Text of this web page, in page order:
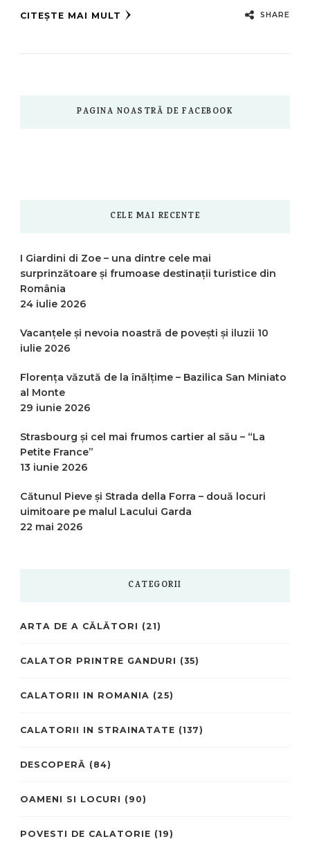
CITEȘTE MAI MULT SHARE
PAGINA NOASTRĂ DE FACEBOOK
CELE MAI RECENTE
I Giardini di Zoe – una dintre cele mai
surprinzătoare și frumoase destinații turistice din
România
24 iulie 2026
Vacanțele și nevoia noastră de povești și iluzii 10
iulie 2026
Florența văzută de la înălțime – Bazilica San Miniato
al Monte
29 iunie 2026
Strasbourg și cel mai frumos cartier al său – “La
Petite France”
13 iunie 2026
Cătunul Pieve și Strada della Forra – două locuri
uimitoare pe malul Lacului Garda
22 mai 2026
CATEGORII
ARTA DE A CĂLĂTORI (21)
CALATOR PRINTRE GANDURI (35)
CALATORII IN ROMANIA (25)
CALATORII IN STRAINATATE (137)
DESCOPERĂ (84)
OAMENI SI LOCURI (90)
POVESTI DE CALATORIE (19)